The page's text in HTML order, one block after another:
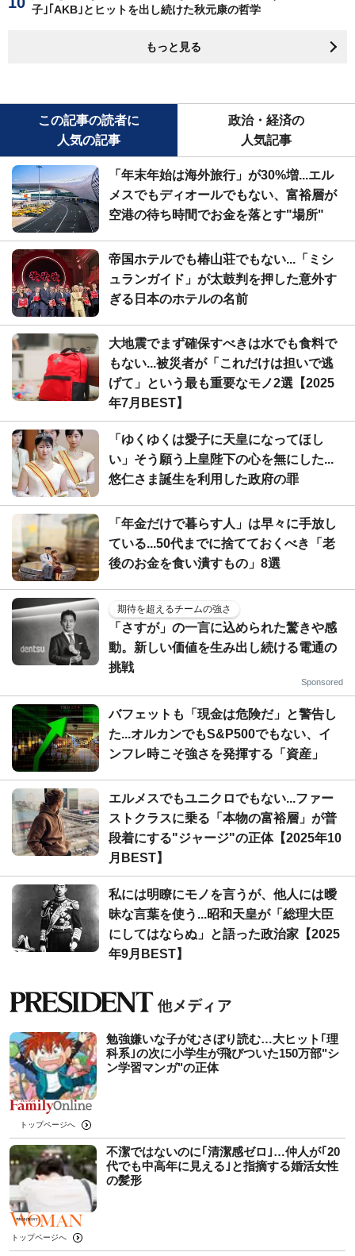
子｣｢AKB｣とヒットを出し続けた秋元康の哲学
もっと見る
この記事の読者に
人気の記事
政治・経済の
人気記事
「年末年始は海外旅行」が30%増...エル
メスでもディオールでもない、富裕層が
空港の待ち時間でお金を落とす"場所"
帝国ホテルでも椿山荘でもない...「ミシ
ュランガイド」が太鼓判を押した意外す
ぎる日本のホテルの名前
大地震でまず確保すべきは水でも食料で
もない...被災者が「これだけは担いで逃
げて」という最も重要なモノ2選【2025
年7月BEST】
「ゆくゆくは愛子に天皇になってほし
い」そう願う上皇陛下の心を無にした...
悠仁さま誕生を利用した政府の罪
「年金だけで暮らす人」は早々に手放し
ている...50代までに捨てておくべき「老
後のお金を食い潰すもの」8選
期待を超えるチームの強さ
「さすが」の一言に込められた驚きや感
動。新しい価値を生み出し続ける電通の
挑戦
Sponsored
バフェットも「現金は危険だ」と警告し
た...オルカンでもS&P500でもない、イ
ンフレ時こそ強さを発揮する「資産」
エルメスでもユニクロでもない...ファー
ストクラスに乗る「本物の富裕層」が普
段着にする"ジャージ"の正体【2025年10
月BEST】
私には明瞭にモノを言うが、他人には曖
昧な言葉を使う...昭和天皇が「総理大臣
にしてはならぬ」と語った政治家【2025
年9月BEST】
勉強嫌いな子がむさぼり読む…大ヒット｢理
科系｣の次に小学生が飛びついた150万部"シ
ン学習マンガ"の正体
トップページへ
不潔ではないのに｢清潔感ゼロ｣…仲人が｢20
代でも中高年に見える｣と指摘する婚活女性
の髪形
トップページへ